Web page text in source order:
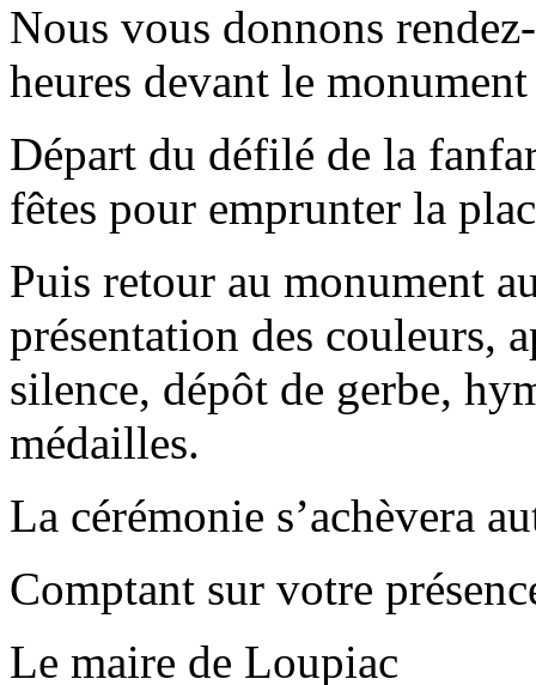
Nous vous donnons
heures devant le
Départ du défilé de la
fêtes pour emprunter la
Puis retour au monument
présentation des couleurs,
silence, dépôt de gerbe,
médailles.
La cérémonie s’achèvera
Comptant sur votre
Le maire de Loupiac